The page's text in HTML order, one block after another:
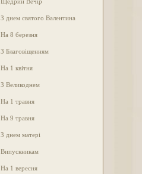
З днем святого Валентина
На 8 березня
З Благовіщенням
На 1 квітня
З Великоднем
На 1 травня
На 9 травня
З днем матері
Випускникам
На 1 вересня